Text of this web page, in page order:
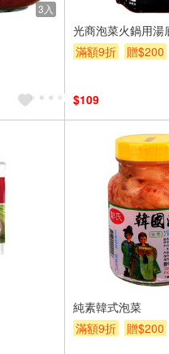
3入
光商泡菜火鍋用湯
滿額9折
贈$200
$109
純素韓式泡菜
滿額9折
贈$200